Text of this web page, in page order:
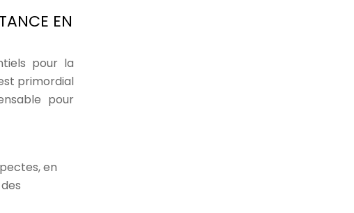
EN
pour la
primordial
pour
en